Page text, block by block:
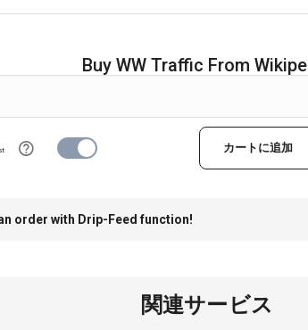
Buy WW Traffic From
カートに追加
order with Drip-Feed function!
関連サービス